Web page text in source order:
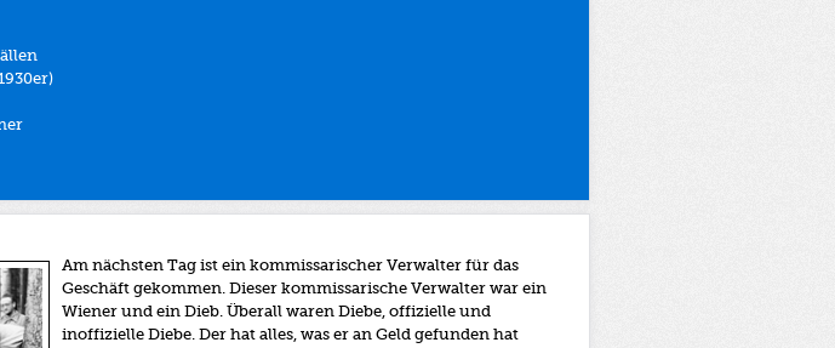
Am nächsten Tag ist ein kommissarischer Verwalter für das
Geschäft gekommen. Dieser kommissarische Verwalter war ein
Wiener und ein Dieb. Überall waren Diebe, offizielle und
inoffizielle Diebe. Der hat alles, was er an Geld gefunden hat